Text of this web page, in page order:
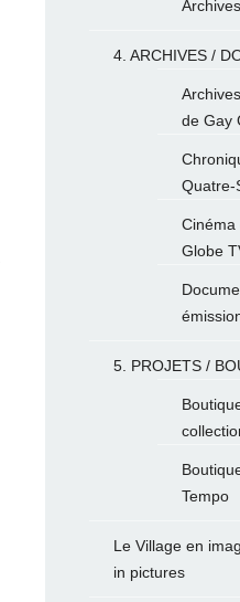
Archives
4. ARCHIVES /
de Gay
Quatre-
Cinéma
Globe
5. PROJETS /
Tempo
Le Village en
in pictures